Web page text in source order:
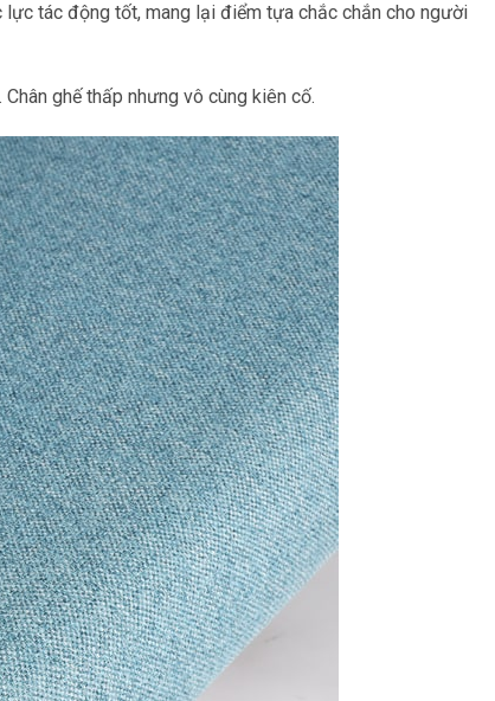
tác động tốt, mang lại điểm tựa chắc chắn cho người
ghế thấp nhưng vô cùng kiên cố.